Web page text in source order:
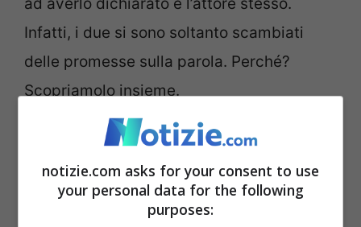
ad averlo dichiarato è l’attore stesso.
Infatti, i due si sono soltanto scambiati
delle promesse sulla parola. Perché?
Scopriamolo insieme.
La fine del primo matrimonio
dell’attore
Fatta chiarezza sulla non veridicità del
notizie.com asks for your consent to use
your personal data for the following
purposes: